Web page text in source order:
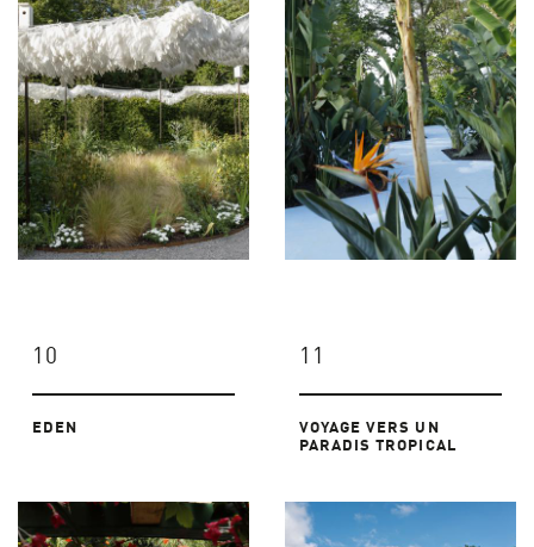
10
EDEN
11
VOYAGE VERS UN
PARADIS TROPICAL